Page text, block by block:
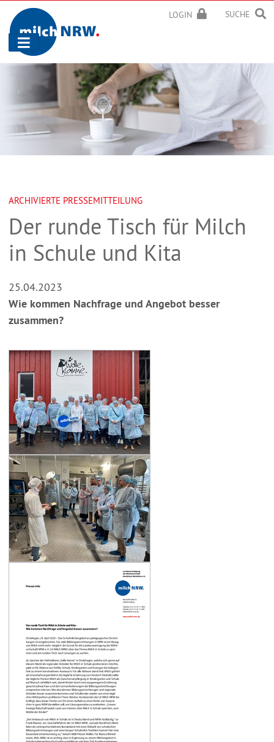
LOGIN SUCHE
Navigation
ein-/ausblenden
ARCHIVIERTE PRESSEMITTEILUNG
Der runde Tisch für Milch
in Schule und Kita
25.04.2023
Wie kommen Nachfrage und Angebot besser
zusammen?